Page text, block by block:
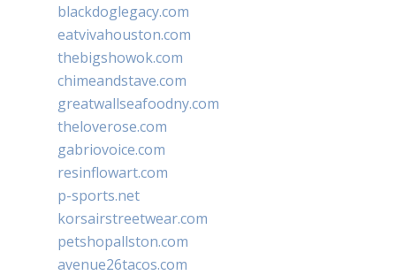
blackdoglegacy.com
eatvivahouston.com
thebigshowok.com
chimeandstave.com
greatwallseafoodny.com
theloverose.com
gabriovoice.com
resinflowart.com
p-sports.net
korsairstreetwear.com
petshopallston.com
avenue26tacos.com